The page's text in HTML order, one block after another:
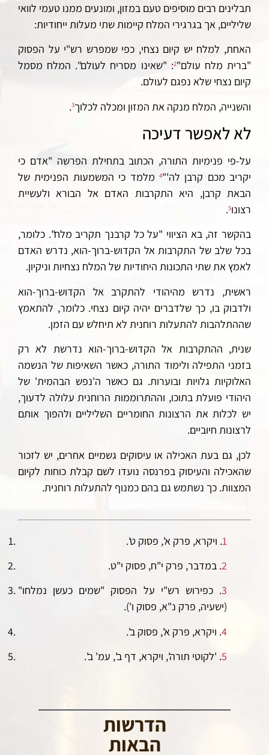
תבלינים רבים מוסיפים טעם במזון, ומונעים ממנו טעמי לוואי
שליליים, אך בגרגירי המלח קיימות שתי מעלות ייחודיות:
האחת, למלח יש קיום נצחי, כפי שמפרש רש"י על הפסוק
"ברית מלח עולם"2: "שאינו מסריח לעולם". המלח מסמל
קיום נצחי שלא נפגם לעולם.
והשנייה, המלח מנקה את המזון ומכלה לכלוך3
.
לא לאפשר דעיכה
על-פי פנימיות התורה, הכתוב בתחילת הפרשה "אדם כי
יקריב מכם קרבן לה'"4 מלמד כי המשמעות הפנימית של
הבאת קרבן, היא התקרבות האדם אל הבורא ולעשיית
רצונו5
.
בהקשר זה, בא הציווי "על כל קרבנך תקריב מלח". כלומר,
בכל שלב של התקרבות אל הקדוש-ברוך-הוא, נדרש האדם
לאמץ את שתי התכונות היחודיות של המלח נצחיות וניקיון.
ראשית, נדרש מהיהודי להתקרב אל הקדוש-ברוך-הוא
ולדבוק בו, כך שלדברים יהיה קיום נצחי.כלומר, להתאמץ
שההתלהבות להתעלות רוחנית לא תיחלש עם הזמן.
שנית, ההתקרבות אל הקדוש-ברוך-הוא נדרשת לא רק
בזמני התפילה ולימוד התורה, כאשר השאיפות של הנשמה
האלוקיות גלויות ובוערות. גם כאשר ה'נפש הבהמית' של
היהודי פועלת בתוכו, וההתרוממות הרוחנית עלולה לדעוך,
יש לכלותאת הרצונות החומריים השליליים ולהפוך אותם
לרצונות חיוביים.
לכן, גם בעת האכילה או עיסוקים גשמיים אחרים, יש לזכור
שהאכילה והעיסוק בפרנסה נועדו לשם קבלת כוחות לקיום
המצוות. כך נשתמש גם בהם כמנוף להתעלות רוחנית.
1. ויקרא, פרק א', פסוק ט'.
2. במדבר, פרק י"ח, פסוק י"ט.
3. כפירוש רש"י על הפסוק "שמים כעשן נמלחו"
(ישעיה, פרק נ"א, פסוק ו').
4. ויקרא, פרק א', פסוק ב'.
5. 'לקוטי תורה', ויקרא, דף ב', עמ' ב'.
הדרשות
הבאות